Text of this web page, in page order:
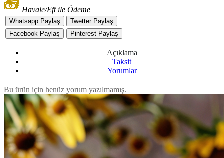
Havale/Eft ile Ödeme
Whatsapp Paylaş
Twetter Paylaş
Facebook Paylaş
Pinterest Paylaş
Açıklama
Taksit
Yorumlar
Bu ürün için henüz yorum yazılmamış.